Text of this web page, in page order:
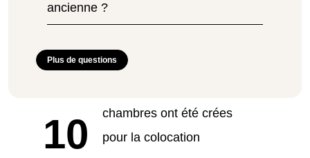
ancienne ?
Plus de questions
10
chambres ont été crées
pour la colocation